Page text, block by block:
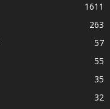
1611
263
57
55
35
32